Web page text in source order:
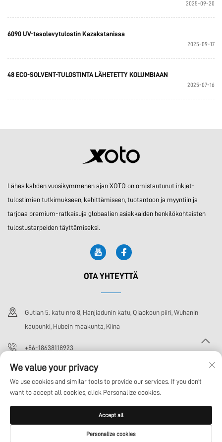
2025-09-20
6090 UV-tasolevytulostin Kazakstanissa
2025-09-17
48 ECO-SOLVENT-TULOSTINTA LÄHETETTY KOLUMBIAAN
2025-07-16
Lähes kahden vuosikymmenen ajan XOTO on omistautunut inkjet-
tulostimien tutkimukseen, kehittämiseen, tuotantoon ja myyntiin ja
tarjoaa premium-ratkaisuja globaalien asiakkaiden henkilökohtaisten
tulostustarpeiden täyttämiseksi.
OTA YHTEYTTÄ
Gutian 5. katu nro 8, Hanjiadunin katu, Qiaokoun piiri, Wuhanin
kaupunki, Hubein maakunta, Kiina
+86-18638118923
[email protected]
Tekijänoikeus © Wuhan Xoto Technology Co., Ltd. Kaikki oikeudet pidätetään
Tietosuojakäytäntö
We value your privacy
We use cookies and similar tools to provide our services. If you don't
want to accept all cookies, click Personalize cookies.
Personalize cookies
Accept all